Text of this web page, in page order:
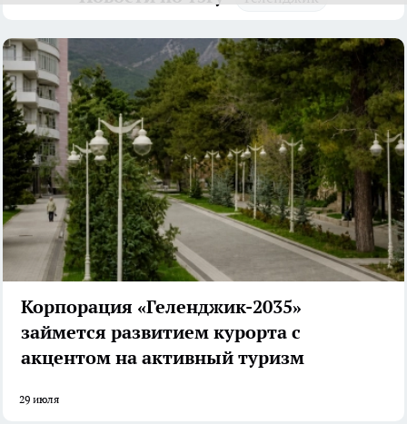
Корпорация «Геленджик-2035»
займется развитием курорта с
акцентом на активный туризм
29 июля